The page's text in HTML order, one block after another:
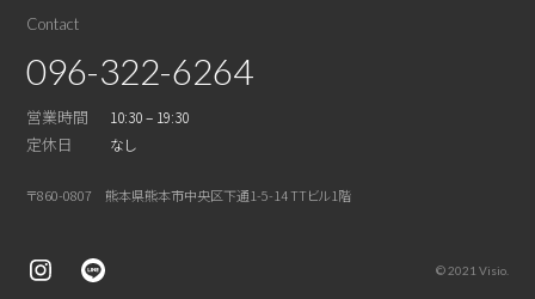
Contact
096-322-6264
営業時間 10:30 – 19:30
定休日 なし
〒860-0807 熊本県熊本市中央区下通1-5-14 TTビル1階
© 2021 Visio.